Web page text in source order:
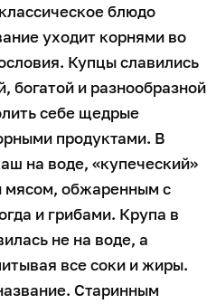
блюдо
уходит корнями во
Купцы славились
богатой и разнообразной
себе щедрые
продуктами. В
на воде, «купеческий»
мясом, обжаренным с
и грибами. Крупа в
не на воде, а
все соки и жиры.
Старинным